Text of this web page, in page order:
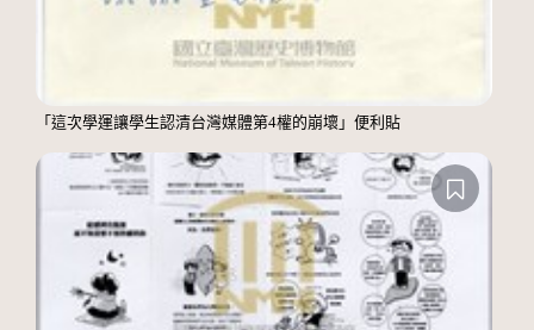
「這次學運讓學生認清台灣媒體第4權的崩壞」便利貼